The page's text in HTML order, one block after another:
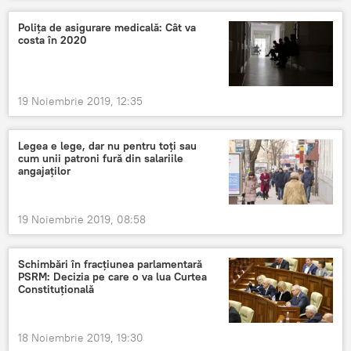
Polița de asigurare medicală: Cât va
costa în 2020
19 Noiembrie 2019, 12:35
Legea e lege, dar nu pentru toți sau
cum unii patroni fură din salariile
angajaților
19 Noiembrie 2019, 08:58
Schimbări în fracțiunea parlamentară
PSRM: Decizia pe care o va lua Curtea
Constituțională
18 Noiembrie 2019, 19:30